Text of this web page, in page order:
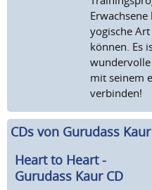
yogische
können. Es
mit seinem
verbinden!
CDs von Gurudass Kaur
Heart to Heart -
Gurudass Kaur CD